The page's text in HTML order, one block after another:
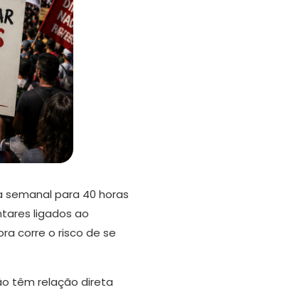
semanal para 40 horas
ligados ao
corre o risco de se
têm relação direta